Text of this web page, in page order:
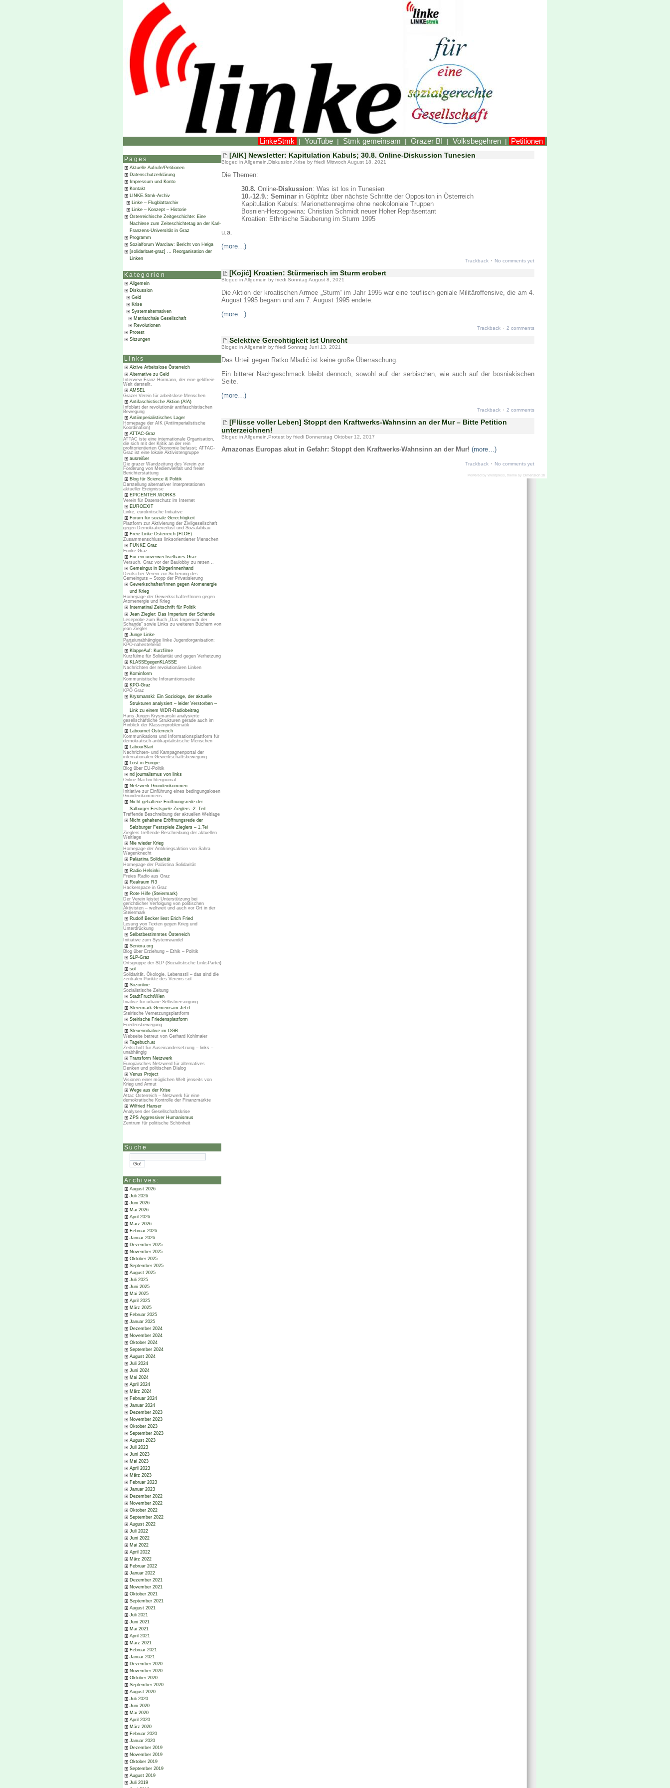
LinkeStmk | YouTube | Stmk gemeinsam | Grazer BI | Volksbegehren | Petitionen
Pages
Aktuelle Aufrufe/Petitionen
Datenschutzerklärung
Impressum und Konto
Kontakt
LINKE.Stmk-Archiv
Linke – Flugblattarchiv
Linke – Konzept – Historie
Österreichische Zeitgeschichte: Eine
Nachlese zum Zeiteschichtetag an der Karl-
Franzens-Universität in Graz
Programm
Sozialforum Warclaw: Bericht von Helga
[solidaritaet-graz] … Reorganisation der
Linken
Kategorien
Allgemein
Diskussion
Geld
Krise
Systemalternativen
Matriarchale Gesellschaft
Revolutionen
Protest
Sitzungen
Links
Aktive Arbeitslose Österreich
Alternative zu Geld
Interview Franz Hörmann, der eine geldfreie
Welt darstellt.
AMSEL
Grazer Verein für arbeitslose Menschen
Antifaschistische Aktion (AfA)
Infoblatt der revolutionär antifaschistischen
Bewegung
Antiimperialistisches Lager
Homepage der AIK (Antiimperialistische
Koordination)
ATTAC-Graz
ATTAC iste eine internationale Organisation,
die sich mit der Kritik an der rein
profitorientierten Ökonomie befasst; ATTAC-
Graz ist eine lokale Aktivistengruppe
ausreißer
Die grazer Wandzeitung des Verein zur
Förderung von Medienvielfalt und freier
Berichterstattung
Blog für Science & Politik
Darstellung alternativer Interpretationen
aktueller Ereignisse
EPICENTER.WORKS
Verein für Datenschutz im Internet
EUROEXIT
Linke, eurokritische Initiative
Forum für soziale Gerechtigkeit
Plattform zur Aktivierung der Zivilgesellschaft
gegen Demokratieverlust und Sozialabbau
Freie Linke Österreich (FLOE)
Zusammenschluss linksorientierter Menschen
FUNKE Graz
Funke Graz
Für ein unverwechselbares Graz
Versuch, Graz vor der Baulobby zu retten ..
Gemeingut in BürgerInnenhand
Deutscher Verein zur Sicherung des
Gemeinguts – Stopp der Privatisierung
Gewerkschafter/Innen gegen Atomenergie
und Krieg
Homepage der Gewerkschafter/Innen gegen
Atomenergie und Krieg
Internatinal Zeitschrift für Politik
Jean Ziegler: Das Imperium der Schande
Leseprobe zum Buch „Das Imperium der
Schande“ sowie Links zu weiteren Büchern von
jean Ziegler
Junge Linke
Parteiunabhängige linke Jugendorganisation;
KPÖ-nahestehend
KlappeAuf: Kurzfilme
Kurzfülme für Solidarität und gegen Verhetzung
KLASSEgegenKLASSE
Nachrichten der revolutionären Linken
Kominform
Kommunistische Inforamtionsseite
KPÖ-Graz
KPÖ Graz
Krysmanski: Ein Soziologe, der aktuelle
Strukturen analysiert – leider Verstorben –
Link zu einem WDR-Radiobeitrag
Hans Jürgen Krysmanski analysierte
gesellschaftliche Strukturen gerade auch im
Hinblick der Klassenproblematik
Labournet Österreich
Kommunikations und Informationsplattform für
demokratisch-antikapitalistische Menschen
LabourStart
Nachrichten- und Kampagnenportal der
internationalen Gewerkschaftsbewegung
Lost in Europe
Blog über EU-Politik
nd journalismus von links
Online-Nachrichtenjournal
Netzwerk Grundeinkommen
Initiative zur Einführung eines bedingungslosen
Grundeinkommens
Nicht gehaltene Eröffnungsrede der
Salburger Festspiele Zieglers -2. Teil
Treffende Beschreibung der aktuellen Weltlage
Nicht gehaltene Eröffnungsrede der
Salzburger Festspiele Zieglers – 1.Tei
Zieglers treffende Beschreibung der aktuellen
Weltlage
Nie wieder Krieg
Homepage der Antikriegsaktion von Sahra
Wagenknecht
Palästina Solidarität
Homepage der Palästina Solidarität
Radio Helsinki
Freies Radio aus Graz
Realraum R3
Hackerspace in Graz
Rote Hilfe (Steiermark)
Der Verein leistet Unterstützung bei
gerichtlicher Verfolgung von politischen
Aktivisten – weltweit und auch vor Ort in der
Steiermark
Rudolf Becker liest Erich Fried
Lesung von Texten gegen Krieg und
Unterdrückung
Selbstbestimmtes Österreich
Initiative zum Systemwandel
Seniora.org
Blog über Erziehung – Ethik – Politik
SLP-Graz
Ortsgruppe der SLP (Sozialistische LinksPartei)
sol
Solidarität, Ökologie, Lebensstil – das sind die
zentralen Punkte des Vereins sol
Sozonline
Sozialistische Zeitung
StadtFruchtWien
Iniative für urbane Selbstversorgung
Steiermark Gemeinsam Jetzt
Steirische Vernetzungsplattform
Steirische Friedensplattform
Friedensbewegung
Steuerinitiative im ÖGB
Webseite betreut von Gerhard Kohlmaier
Tagebuch.at
Zeitschrift für Auseinandersetzung – links –
unabhängig
Transform Netzwerk
Europäisches Netzwerd für alternatives
Denken und politischen Dialog
Venus Project
Visionen einer möglichen Welt jenseits von
Krieg und Armut
Wege aus der Krise
Attac Österreich – Netzwerk für eine
demokratische Kontrolle der Finanzmärkte
Wilfried Hanser
Analysen der Gesellschaftskrise
ZPS Aggressiver Humanismus
Zentrum für politische Schönheit
Suche
Archives:
August 2026
Juli 2026
Juni 2026
Mai 2026
April 2026
März 2026
Februar 2026
Januar 2026
Dezember 2025
November 2025
Oktober 2025
September 2025
August 2025
Juli 2025
Juni 2025
Mai 2025
April 2025
März 2025
Februar 2025
Januar 2025
Dezember 2024
November 2024
Oktober 2024
September 2024
August 2024
Juli 2024
Juni 2024
Mai 2024
April 2024
März 2024
Februar 2024
Januar 2024
Dezember 2023
November 2023
Oktober 2023
September 2023
August 2023
Juli 2023
Juni 2023
Mai 2023
April 2023
März 2023
Februar 2023
Januar 2023
Dezember 2022
November 2022
Oktober 2022
September 2022
August 2022
Juli 2022
Juni 2022
Mai 2022
April 2022
März 2022
Februar 2022
Januar 2022
Dezember 2021
November 2021
Oktober 2021
September 2021
August 2021
Juli 2021
Juni 2021
Mai 2021
April 2021
März 2021
Februar 2021
Januar 2021
Dezember 2020
November 2020
Oktober 2020
September 2020
August 2020
Juli 2020
Juni 2020
Mai 2020
April 2020
März 2020
Februar 2020
Januar 2020
Dezember 2019
November 2019
Oktober 2019
September 2019
August 2019
Juli 2019
[AIK] Newsletter: Kapitulation Kabuls; 30.8. Online-Diskussion Tunesien
Bloged in Allgemein Diskussion Krise by friedi Mittwoch August 18, 2021
Die Themen:
30.8. Online-Diskussion: Was ist los in Tunesien
10.-12.9.: Seminar in Göpfritz über nächste Schritte der Oppositon in Österreich
Kapitulation Kabuls: Marionettenregime ohne neokoloniale Truppen
Bosnien-Herzogowina: Christian Schmidt neuer Hoher Repräsentant
Kroatien: Ethnische Säuberung im Sturm 1995
u.a.
(more…)
Trackback · No comments yet
[Kojić] Kroatien: Stürmerisch im Sturm erobert
Bloged in Allgemein by friedi Sonntag August 8, 2021
Die Aktion der kroatischen Armee „Sturm“ im Jahr 1995 war eine teuflisch-geniale Militäroffensive, die am 4.
August 1995 begann und am 7. August 1995 endete.
(more…)
Trackback · 2 comments
Selektive Gerechtigkeit ist Unrecht
Bloged in Allgemein by friedi Sonntag Juni 13, 2021
Das Urteil gegen Ratko Mladić ist keine große Überraschung.
Ein bitterer Nachgeschmack bleibt dennoch, sowohl auf der serbischen, wie auch auf der bosniakischen
Seite.
(more…)
Trackback · 2 comments
[Flüsse voller Leben] Stoppt den Kraftwerks-Wahnsinn an der Mur – Bitte Petition
unterzeichnen!
Bloged in Allgemein Protest by friedi Donnerstag Oktober 12, 2017
Amazonas Europas akut in Gefahr: Stoppt den Kraftwerks-Wahnsinn an der Mur! (more…)
Trackback · No comments yet
Powered by Wordpress , theme by Dimension 2k